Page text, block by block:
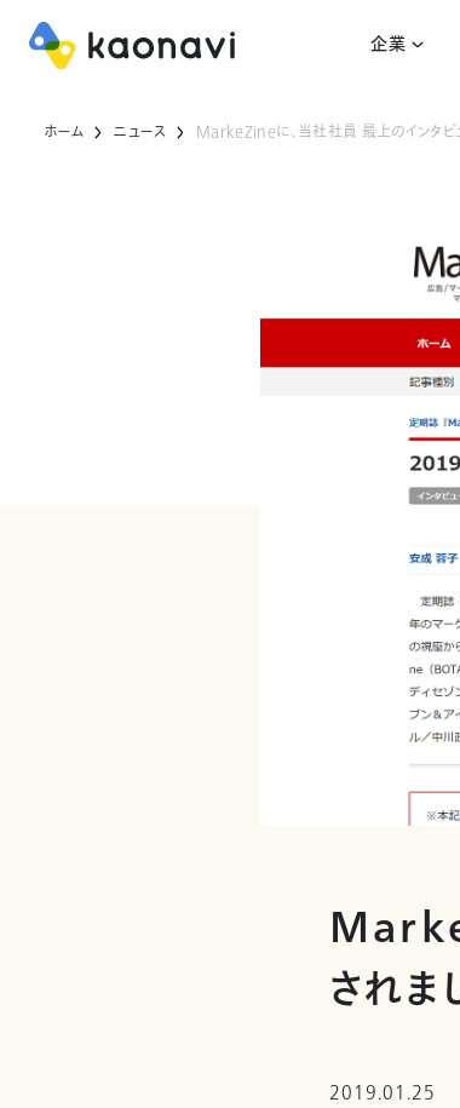
企業
ホーム ニュース MarkeZineに、当社社員 最上のインタビ
されま
2019.01.25